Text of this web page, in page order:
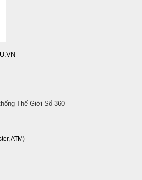
Thế Giới Số 360
ATM)